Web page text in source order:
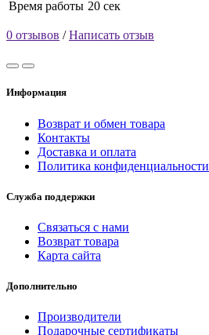
Время работы 20 сек
0 отзывов /Написать отзыв
Информация
Возврат и обмен товара
Контакты
Доставка и оплата
Политика конфиденциальности
Служба поддержки
Связаться с нами
Возврат товара
Карта сайта
Дополнительно
Производители
Подарочные сертификаты